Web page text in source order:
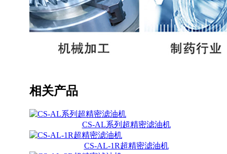
相关产品
CS-AL系列超精密滤油机
CS-AL-1R超精密滤油机